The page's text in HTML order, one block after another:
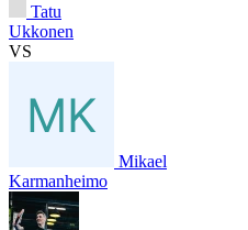
Tatu
Ukkonen
VS
Mikael
Karmanheimo